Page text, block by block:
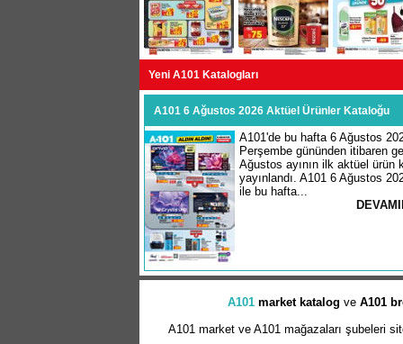
Yeni A101 Katalogları
A101 6 Ağustos 2026 Aktüel Ürünler Kataloğu
A101'de bu hafta 6 Ağustos
Perşembe gününden itibaren
Ağustos ayının ilk aktüel ürün
yayınlandı. A101 6 Ağustos
ile bu hafta...
A101 market katalog ve A101
A101 market ve A101 mağazaları şubeleri